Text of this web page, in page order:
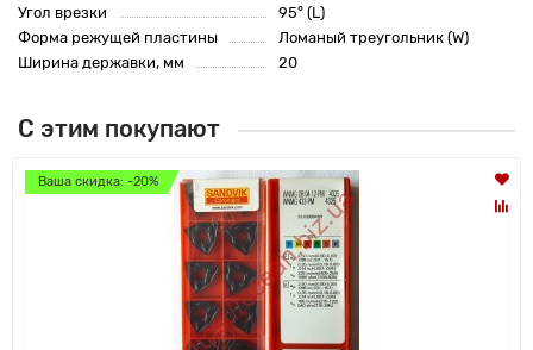
Угол врезки
95° (L)
Форма режущей пластины
Ломаный треугольник (W)
Ширина державки, мм
20
С этим покупают
Ваша скидка: -20%